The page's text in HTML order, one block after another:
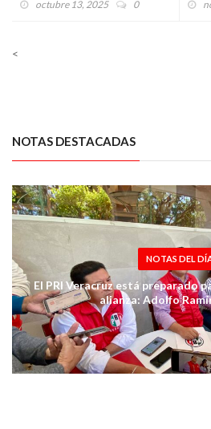
octubre 13, 2025 0
<
NOTAS DESTACADAS
NOTAS DEL
El PRI Veracruz está preparado
alianza: Adolfo